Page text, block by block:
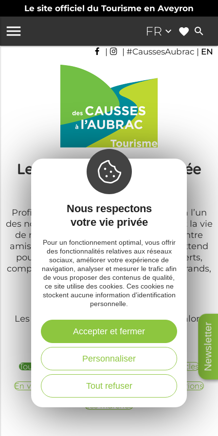
Le site officiel du Tourisme en Aveyron
Newsletter
FR keyboard_arrow_down search

| | #CaussesAubrac | EN
Les temps forts de l'année
des Causses à l'Aubrac
Profitez de votre séjour pour participer à l’un
des nombreux événements qui rythment la vie
de notre territoire. En famille, seul ou entre
amis, une programmation variée vous attend
pour satisfaire toutes vos envies : concerts,
compétitions, spectacles pour petits et grands,
théâtre…
Les occasions de sortir sont multiples, alors
laissez-vous tenter !
Tout Sport et nature
Festivals et spectacles
En voiture
Pour la bonne cause
Les traditions
Les marchés
Trail du Pic du Pal – 22 février
Nous respectons
votre vie privée
Pour un fonctionnement optimal, vous offrir
des fonctionnalités relatives aux réseaux
sociaux, améliorer votre expérience de
navigation, analyser et mesurer le trafic afin
de vous proposer des contenus de qualité,
ce site utilise des cookies. Ces cookies ne
stockent aucune information d'identification
personnelle.
Tout refuser
Personnaliser
Accepter et fermer